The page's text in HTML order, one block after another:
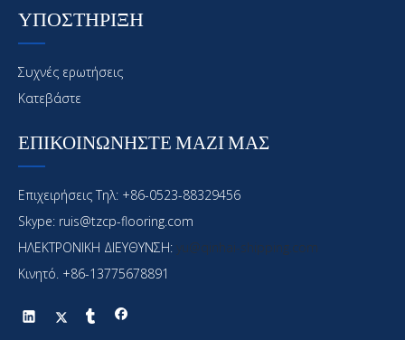
ΥΠΟΣΤΗΡΙΞΗ
Συχνές ερωτήσεις
Κατεβάστε
ΕΠΙΚΟΙΝΩΝΗΣΤΕ ΜΑΖΙ ΜΑΣ
Επιχειρήσεις Τηλ: +86-0523-88329456
Skype: ruis@tzcp-flooring.com
ΗΛΕΚΤΡΟΝΙΚΗ ΔΙΕΥΘΥΝΣΗ: yu@qinhai-shipping.com
Κινητό. +86-13775678891